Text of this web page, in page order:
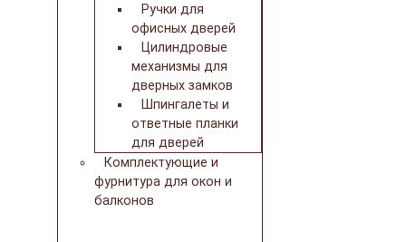
Ручки для
офисных дверей
Цилиндровые
механизмы для
дверных замков
Шпингалеты и
ответные планки
для дверей
Комплектующие и
фурнитура для окон и
балконов